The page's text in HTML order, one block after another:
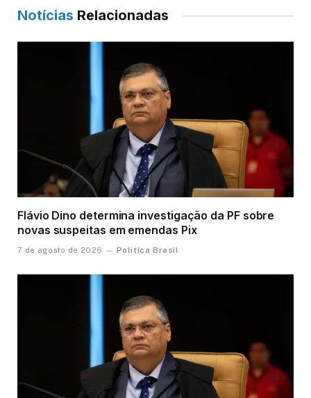
Notícias Relacionadas
Flávio Dino determina investigação da PF sobre
novas suspeitas em emendas Pix
7 de agosto de 2026 Política Brasil